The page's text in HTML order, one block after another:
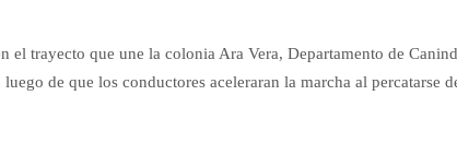
el trayecto que une la colonia Ara Vera, Departamento de
de que los conductores aceleraran la marcha al percatarse